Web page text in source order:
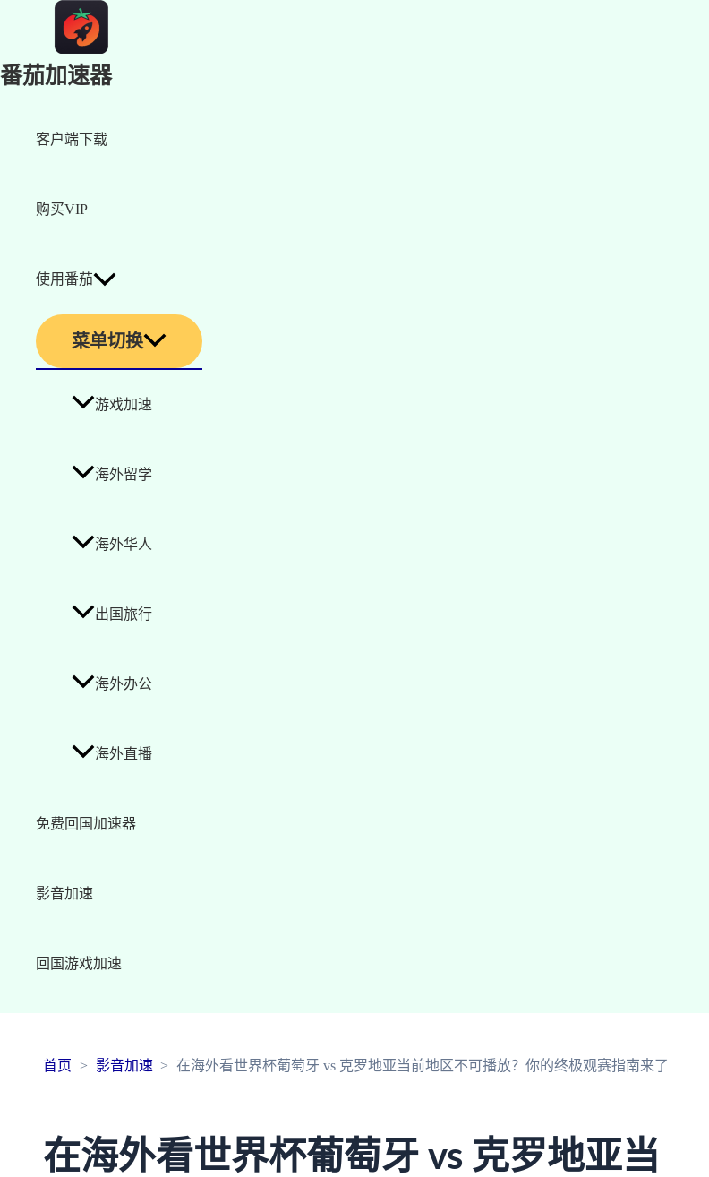
番茄加速器
客户端下载
购买VIP
使用番茄
菜单切换
游戏加速
海外留学
海外华人
出国旅行
海外办公
海外直播
免费回国加速器
影音加速
回国游戏加速
首页 影音加速 在海外看世界杯葡萄牙 vs 克罗地亚当前地区不可播放？你的终极观赛指南来了
在海外看世界杯葡萄牙 vs 克罗地亚当